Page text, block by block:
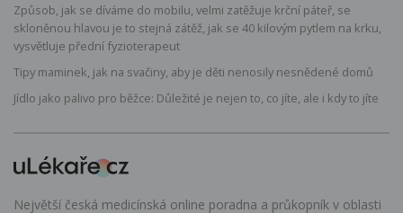
Způsob, jak se díváme do mobilu, velmi zatěžuje krční páteř, se
skloněnou hlavou je to stejná zátěž, jak se 40 kilovým pytlem na krku,
vysvětluje přední fyzioterapeut
Tipy maminek, jak na svačiny, aby je děti nenosily nesnědené domů
Jídlo jako palivo pro běžce: Důležité je nejen to, co jíte, ale i kdy to jíte
Největší česká medicínská online poradna a průkopník v oblasti